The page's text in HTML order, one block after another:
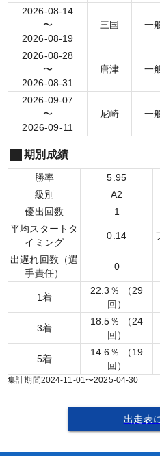
2026-08-14
〜
2026-08-19
三国 一
2026-08-28
〜
2026-08-31
唐津 一
2026-09-07
〜
2026-09-11
尼崎 一
期別成績
勝率 5.95
級別
A2
優出回数
1
平均スタートタ
イミング
0.14
出遅れ回数（選
手責任）
0
1着
22.3 ％ （29
回）
3着
18.5％ （24
回）
5着
14.6 ％ （19
回）
集計期間2024-11-01〜2025-04-30
出走表